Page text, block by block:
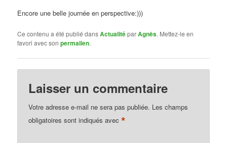
Encore une belle journée en perspective:)))
Ce contenu a été publié dansActualitéparAgnès. Mettez-le en
favori avec sonpermalien.
Laisser un commentaire
Votre adresse e-mail ne sera pas publiée. Les champs
obligatoires sont indiqués avec*